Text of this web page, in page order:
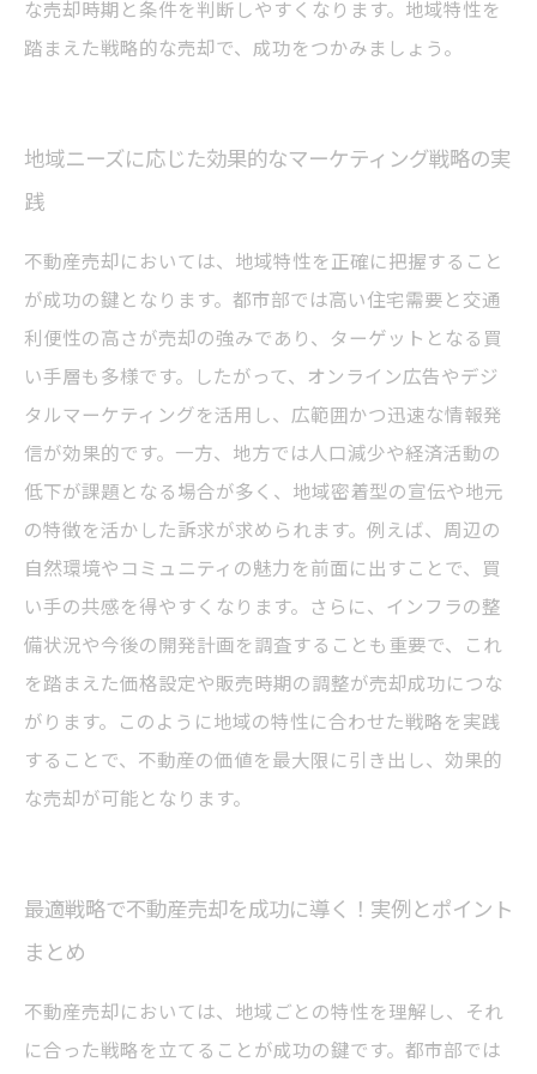
な売却時期と条件を判断しやすくなります。地域特性を
踏まえた戦略的な売却で、成功をつかみましょう。
地域ニーズに応じた効果的なマーケティング戦略の実
践
不動産売却においては、地域特性を正確に把握すること
が成功の鍵となります。都市部では高い住宅需要と交通
利便性の高さが売却の強みであり、ターゲットとなる買
い手層も多様です。したがって、オンライン広告やデジ
タルマーケティングを活用し、広範囲かつ迅速な情報発
信が効果的です。一方、地方では人口減少や経済活動の
低下が課題となる場合が多く、地域密着型の宣伝や地元
の特徴を活かした訴求が求められます。例えば、周辺の
自然環境やコミュニティの魅力を前面に出すことで、買
い手の共感を得やすくなります。さらに、インフラの整
備状況や今後の開発計画を調査することも重要で、これ
を踏まえた価格設定や販売時期の調整が売却成功につな
がります。このように地域の特性に合わせた戦略を実践
することで、不動産の価値を最大限に引き出し、効果的
な売却が可能となります。
最適戦略で不動産売却を成功に導く！実例とポイント
まとめ
不動産売却においては、地域ごとの特性を理解し、それ
に合った戦略を立てることが成功の鍵です。都市部では